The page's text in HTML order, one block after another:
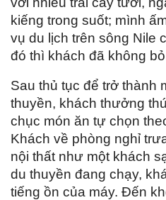
kiếng trong suốt; mình
vụ du lịch trên sông Nile
đó thì khách đã không
Sau thủ tục để trở thành
thuyền, khách thưởng
chục món ăn tự chọn
Khách về phòng nghỉ
nội thất như một khách
du thuyền đang chạy,
tiếng ồn của máy. Đến